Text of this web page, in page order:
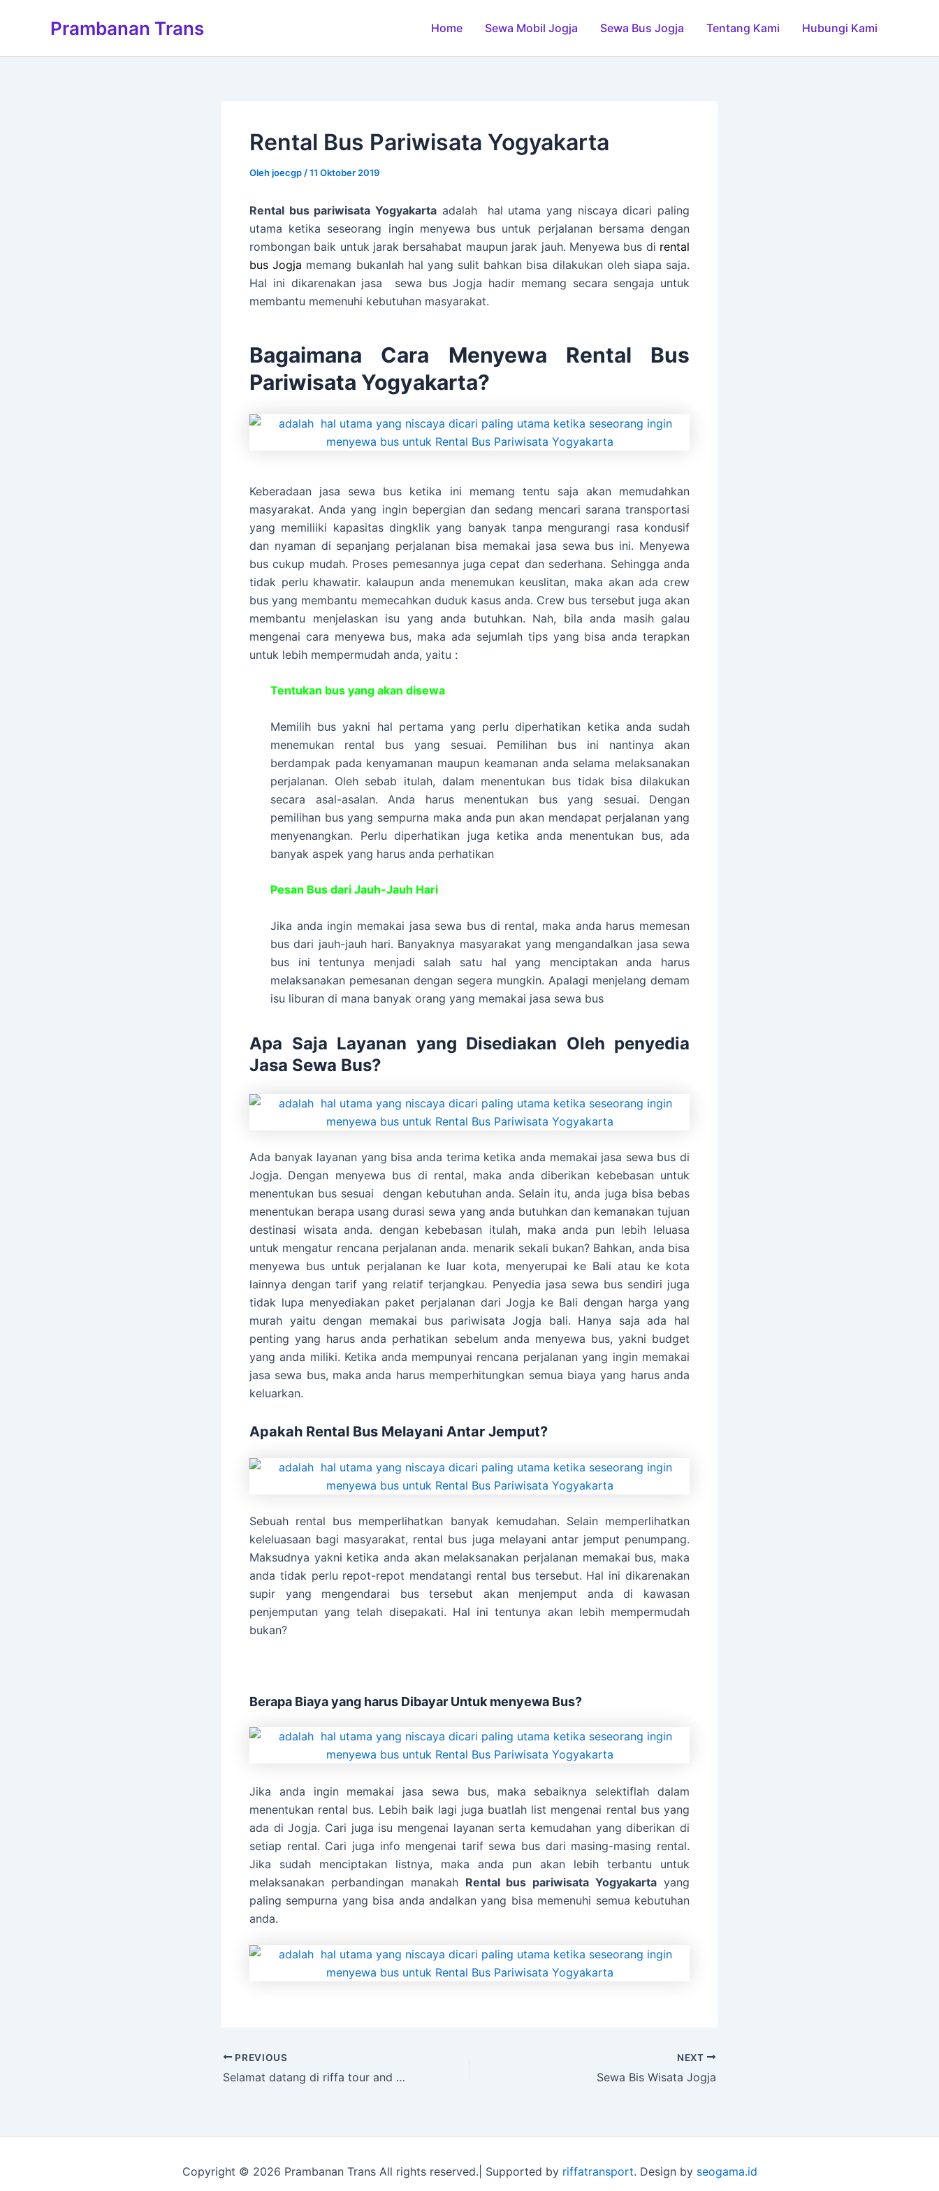
Prambanan Trans Home Sewa Mobil Jogja Sewa Bus Jogja Tentang Kami Hubungi Kami
Rental Bus Pariwisata Yogyakarta
Olehjoecgp /11 Oktober 2019
Rental bus pariwisata Yogyakartaadalah hal utama yang niscaya dicari paling
utama ketika seseorang ingin menyewa bus untuk perjalanan bersama dengan
rombongan baik untuk jarak bersahabat maupun jarak jauh. Menyewa bus di rental
bus Jogja memang bukanlah hal yang sulit bahkan bisa dilakukan oleh siapa saja.
Hal ini dikarenakan jasa sewa bus Jogja hadir memang secara sengaja untuk
membantu memenuhi kebutuhan masyarakat.
Bagaimana Cara Menyewa Rental Bus
Pariwisata Yogyakarta?
Keberadaan jasa sewa bus ketika ini memang tentu saja akan memudahkan
masyarakat. Anda yang ingin bepergian dan sedang mencari sarana transportasi
yang memiliiki kapasitas dingklik yang banyak tanpa mengurangi rasa kondusif
dan nyaman di sepanjang perjalanan bisa memakai jasa sewa bus ini. Menyewa
bus cukup mudah. Proses pemesannya juga cepat dan sederhana. Sehingga anda
tidak perlu khawatir. kalaupun anda menemukan keuslitan, maka akan ada crew
bus yang membantu memecahkan duduk kasus anda. Crew bus tersebut juga akan
membantu menjelaskan isu yang anda butuhkan. Nah, bila anda masih galau
mengenai cara menyewa bus, maka ada sejumlah tips yang bisa anda terapkan
untuk lebih mempermudah anda, yaitu :
Tentukan bus yang akan disewa
Memilih bus yakni hal pertama yang perlu diperhatikan ketika anda sudah
menemukan rental bus yang sesuai. Pemilihan bus ini nantinya akan
berdampak pada kenyamanan maupun keamanan anda selama melaksanakan
perjalanan. Oleh sebab itulah, dalam menentukan bus tidak bisa dilakukan
secara asal-asalan. Anda harus menentukan bus yang sesuai. Dengan
pemilihan bus yang sempurna maka anda pun akan mendapat perjalanan yang
menyenangkan. Perlu diperhatikan juga ketika anda menentukan bus, ada
banyak aspek yang harus anda perhatikan
Pesan Bus dari Jauh-Jauh Hari
Jika anda ingin memakai jasa sewa bus di rental, maka anda harus memesan
bus dari jauh-jauh hari. Banyaknya masyarakat yang mengandalkan jasa sewa
bus ini tentunya menjadi salah satu hal yang menciptakan anda harus
melaksanakan pemesanan dengan segera mungkin. Apalagi menjelang demam
isu liburan di mana banyak orang yang memakai jasa sewa bus
Apa Saja Layanan yang Disediakan Oleh penyedia
Jasa Sewa Bus?
Ada banyak layanan yang bisa anda terima ketika anda memakai jasa sewa bus di
Jogja. Dengan menyewa bus di rental, maka anda diberikan kebebasan untuk
menentukan bus sesuai dengan kebutuhan anda. Selain itu, anda juga bisa bebas
menentukan berapa usang durasi sewa yang anda butuhkan dan kemanakan tujuan
destinasi wisata anda. dengan kebebasan itulah, maka anda pun lebih leluasa
untuk mengatur rencana perjalanan anda. menarik sekali bukan? Bahkan, anda bisa
menyewa bus untuk perjalanan ke luar kota, menyerupai ke Bali atau ke kota
lainnya dengan tarif yang relatif terjangkau. Penyedia jasa sewa bus sendiri juga
tidak lupa menyediakan paket perjalanan dari Jogja ke Bali dengan harga yang
murah yaitu dengan memakai bus pariwisata Jogja bali. Hanya saja ada hal
penting yang harus anda perhatikan sebelum anda menyewa bus, yakni budget
yang anda miliki. Ketika anda mempunyai rencana perjalanan yang ingin memakai
jasa sewa bus, maka anda harus memperhitungkan semua biaya yang harus anda
keluarkan.
Apakah Rental Bus Melayani Antar Jemput?
Sebuah rental bus memperlihatkan banyak kemudahan. Selain memperlihatkan
keleluasaan bagi masyarakat, rental bus juga melayani antar jemput penumpang.
Maksudnya yakni ketika anda akan melaksanakan perjalanan memakai bus, maka
anda tidak perlu repot-repot mendatangi rental bus tersebut. Hal ini dikarenakan
supir yang mengendarai bus tersebut akan menjemput anda di kawasan
penjemputan yang telah disepakati. Hal ini tentunya akan lebih mempermudah
bukan?
Berapa Biaya yang harus Dibayar Untuk menyewa Bus?
Jika anda ingin memakai jasa sewa bus, maka sebaiknya selektiflah dalam
menentukan rental bus. Lebih baik lagi juga buatlah list mengenai rental bus yang
ada di Jogja. Cari juga isu mengenai layanan serta kemudahan yang diberikan di
setiap rental. Cari juga info mengenai tarif sewa bus dari masing-masing rental.
Jika sudah menciptakan listnya, maka anda pun akan lebih terbantu untuk
melaksanakan perbandingan manakah Rental bus pariwisata Yogyakarta yang
paling sempurna yang bisa anda andalkan yang bisa memenuhi semua kebutuhan
anda.
PREVIOUS
Selamat datang di riffa tour and transport
NEXT
Sewa Bis Wisata Jogja
Copyright © 2026 Prambanan Trans All rights reserved.| Supported by riffatransport. Design by seogama.id